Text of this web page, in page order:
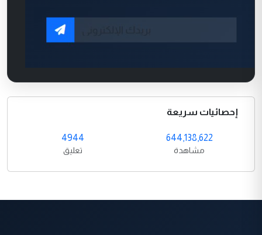
إحصائيات سريعة
644,138,622
مشاهدة
4944
تعليق